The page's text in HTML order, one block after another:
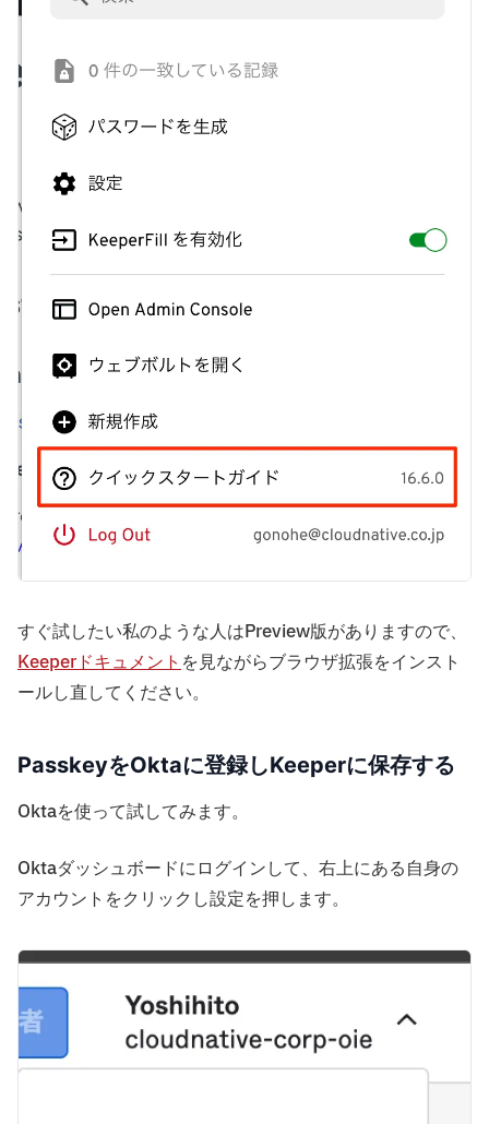
すぐ試したい私のような人はPreview版がありますので、
Keeperドキュメントを見ながらブラウザ拡張をインスト
ールし直してください。
PasskeyをOktaに登録しKeeperに保存する
Oktaを使って試してみます。
Oktaダッシュボードにログインして、右上にある自身の
アカウントをクリックし設定を押します。